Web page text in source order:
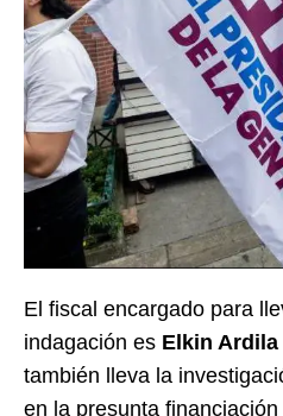
El fiscal encargado para
indagación es Elkin
también lleva la
en la presunta